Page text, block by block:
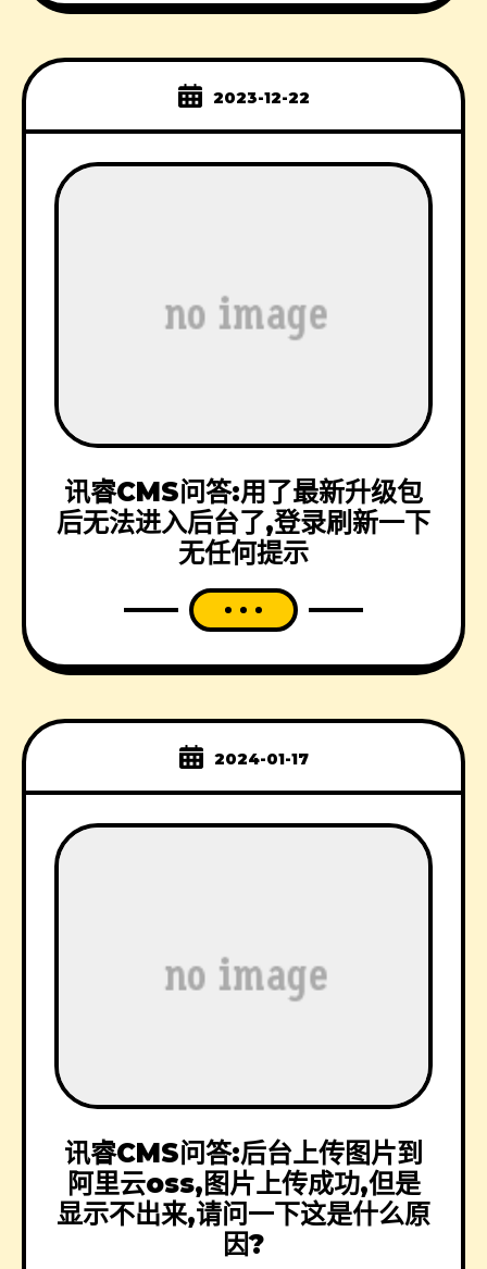
2023-12-22
讯睿CMS问答:用了最新升级包
后无法进入后台了,登录刷新一下
无任何提示
2024-01-17
讯睿CMS问答:后台上传图片到
阿里云oss,图片上传成功,但是
显示不出来,请问一下这是什么原
因?